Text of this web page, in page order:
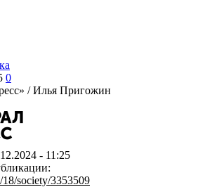
0
/Илья Пригожин
- 11:25
18/society/3353509